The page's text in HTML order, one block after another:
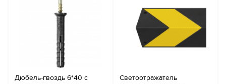
Дюбель-гвоздь 6*40 с
Светоотражатель